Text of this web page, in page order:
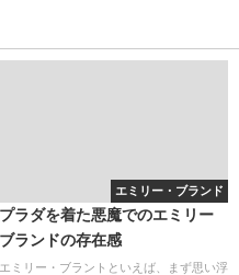
エミリー・ブランド
プラダを着た悪魔でのエミリー
ブランドの存在感
エミリー・ブラントといえば、まず思い浮